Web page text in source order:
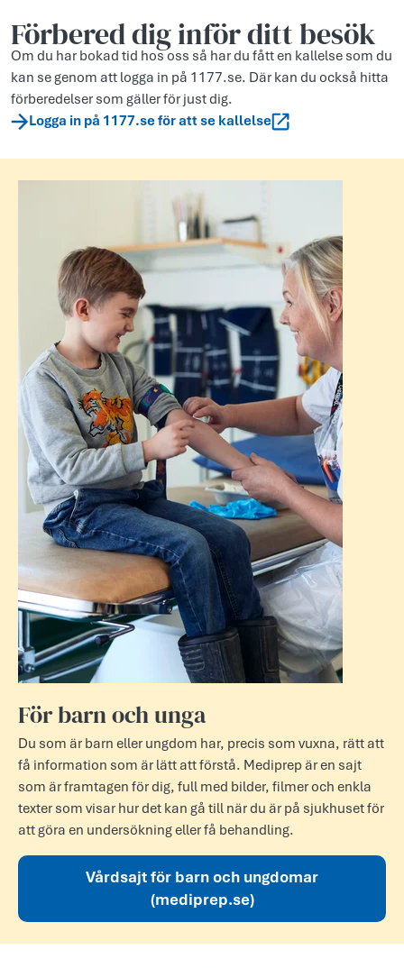
Förbered dig inför ditt besök
Om du har bokad tid hos oss så har du fått en kallelse som du
kan se genom att logga in på 1177.se. Där kan du också hitta
förberedelser som gäller för just dig.
Logga in på 1177.se för att se kallelse
För barn och unga
Du som är barn eller ungdom har, precis som vuxna, rätt att
få information som är lätt att förstå. Mediprep är en sajt
som är framtagen för dig, full med bilder, filmer och enkla
texter som visar hur det kan gå till när du är på sjukhuset för
att göra en undersökning eller få behandling.
Vårdsajt för barn och ungdomar
(mediprep.se)